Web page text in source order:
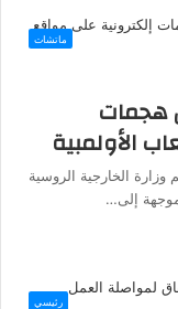
ماتشات
هجمات
الأولمبية
وزارة الخارجية الروسية
إلى…
رئيسي